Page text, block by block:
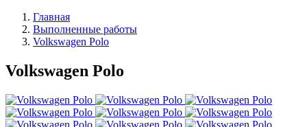
Главная
Выполненные работы
Volkswagen Polo
Volkswagen Polo